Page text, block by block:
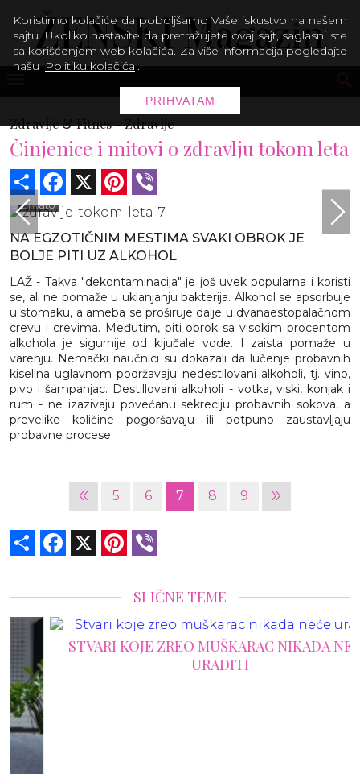
Zdravlje & Fitnes -Zdravlje
Činjenice i mitovi o zdravlju tokom leta
Share Facebook Pinterest
Envato
NA EGZOTIČNIM MESTIMA SVAKI OBROK JE
BOLJE PITI UZ ALKOHOL
LAŽ - Takva "dekontaminacija" je još uvek popularna i koristi
se, ali ne pomaže u uklanjanju bakterija. Alkohol se apsorbuje
u stomaku, a ameba se proširuje dalje u dvanaestopalačnom
crevu i crevima. Međutim, piti obrok sa visokim procentom
alkohola je sigurnije od ključale vode. I zaista pomaže u
varenju. Nemački naučnici su dokazali da lučenje probavnih
kiselina uglavnom podržavaju nedestilovani alkoholi, tj. vino,
pivo i šampanjac. Destillovani alkoholi - votka, viski, konjak i
rum - ne izazivaju povećanu sekreciju probavnih sokova, a
prevelike količine pogoršavaju ili potpuno zaustavljaju
probavne procese.
« 5 6 7 8 9 »
Share Facebook Pinterest
SLIČNE TEME
STVARI KOJE ZREO MUŠKARAC NIKADA NEĆE
URADITI
Koristimo kolačiće da poboljšamo Vaše iskustvo na našem
sajtu. Ukoliko nastavite da pretražujete ovaj sajt, saglasni ste
sa korišćenjem web kolačića. Za više informacija pogledajte
našu Politiku kolačića .
PRIHVATAM